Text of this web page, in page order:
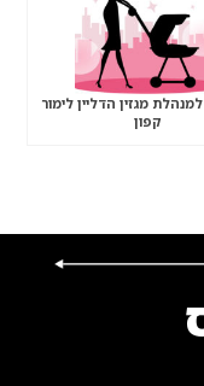
מגזין הדליין לימור
קפון